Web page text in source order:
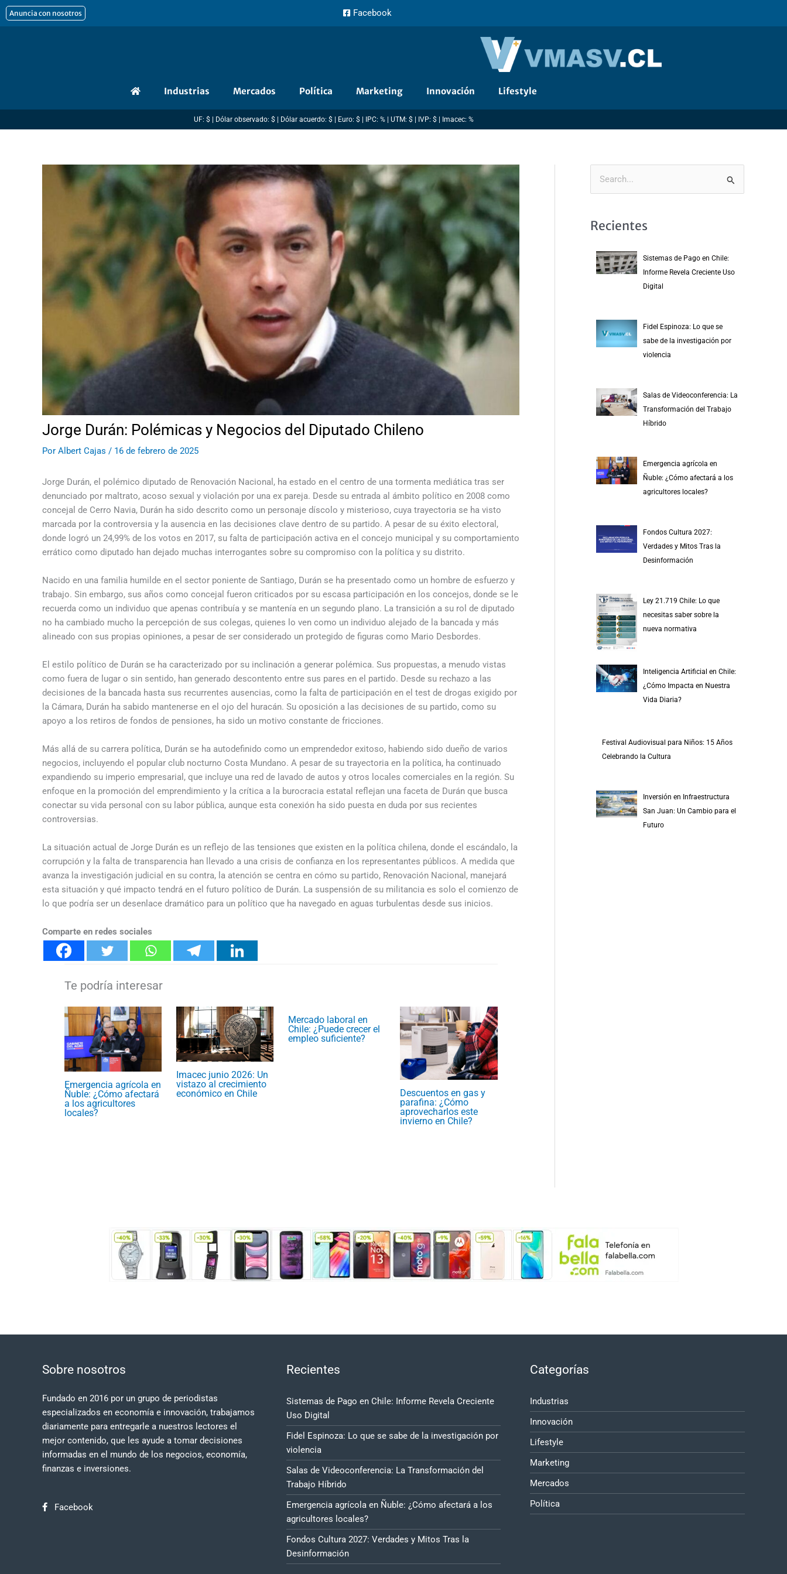
al
Anuncia con nosotros Facebook
Industrias Mercados Política Marketing Innovación Lifestyle
UF: $ | Dólar observado: $ | Dólar acuerdo: $ | Euro: $ | IPC: % | UTM: $ | IVP: $ | Imacec: %
Jorge Durán: Polémicas y Negocios del Diputado Chileno
Por Albert Cajas / 16 de febrero de 2025
Jorge Durán, el polémico diputado de Renovación Nacional, ha estado en el centro de una tormenta mediática tras ser
denunciado por maltrato, acoso sexual y violación por una ex pareja. Desde su entrada al ámbito político en 2008 como
concejal de Cerro Navia, Durán ha sido descrito como un personaje díscolo y misterioso, cuya trayectoria se ha visto
marcada por la controversia y la ausencia en las decisiones clave dentro de su partido. A pesar de su éxito electoral,
donde logró un 24,99% de los votos en 2017, su falta de participación activa en el concejo municipal y su comportamiento
errático como diputado han dejado muchas interrogantes sobre su compromiso con la política y su distrito.
Nacido en una familia humilde en el sector poniente de Santiago, Durán se ha presentado como un hombre de esfuerzo y
trabajo. Sin embargo, sus años como concejal fueron criticados por su escasa participación en los concejos, donde se le
recuerda como un individuo que apenas contribuía y se mantenía en un segundo plano. La transición a su rol de diputado
no ha cambiado mucho la percepción de sus colegas, quienes lo ven como un individuo alejado de la bancada y más
alineado con sus propias opiniones, a pesar de ser considerado un protegido de figuras como Mario Desbordes.
El estilo político de Durán se ha caracterizado por su inclinación a generar polémica. Sus propuestas, a menudo vistas
como fuera de lugar o sin sentido, han generado descontento entre sus pares en el partido. Desde su rechazo a las
decisiones de la bancada hasta sus recurrentes ausencias, como la falta de participación en el test de drogas exigido por
la Cámara, Durán ha sabido mantenerse en el ojo del huracán. Su oposición a las decisiones de su partido, como su
apoyo a los retiros de fondos de pensiones, ha sido un motivo constante de fricciones.
Más allá de su carrera política, Durán se ha autodefinido como un emprendedor exitoso, habiendo sido dueño de varios
negocios, incluyendo el popular club nocturno Costa Mundano. A pesar de su trayectoria en la política, ha continuado
expandiendo su imperio empresarial, que incluye una red de lavado de autos y otros locales comerciales en la región. Su
enfoque en la promoción del emprendimiento y la crítica a la burocracia estatal reflejan una faceta de Durán que busca
conectar su vida personal con su labor pública, aunque esta conexión ha sido puesta en duda por sus recientes
controversias.
La situación actual de Jorge Durán es un reflejo de las tensiones que existen en la política chilena, donde el escándalo, la
corrupción y la falta de transparencia han llevado a una crisis de confianza en los representantes públicos. A medida que
avanza la investigación judicial en su contra, la atención se centra en cómo su partido, Renovación Nacional, manejará
esta situación y qué impacto tendrá en el futuro político de Durán. La suspensión de su militancia es solo el comienzo de
lo que podría ser un desenlace dramático para un político que ha navegado en aguas turbulentas desde sus inicios.
Comparte en redes sociales
Emergencia agrícola en
Ñuble: ¿Cómo afectará
a los agricultores
locales?
Imacec junio 2026: Un
vistazo al crecimiento
económico en Chile
Mercado laboral en
Chile: ¿Puede crecer el
empleo suficiente?
Descuentos en gas y
parafina: ¿Cómo
aprovecharlos este
invierno en Chile?
Recientes
Sistemas de Pago en Chile:
Informe Revela Creciente Uso
Digital
Fidel Espinoza: Lo que se
sabe de la investigación por
violencia
Salas de Videoconferencia: La
Transformación del Trabajo
Híbrido
Emergencia agrícola en
Ñuble: ¿Cómo afectará a los
agricultores locales?
Fondos Cultura 2027:
Verdades y Mitos Tras la
Desinformación
Ley 21.719 Chile: Lo que
necesitas saber sobre la
nueva normativa
Inteligencia Artificial en Chile:
¿Cómo Impacta en Nuestra
Vida Diaria?
Festival Audiovisual para Niños: 15 Años
Celebrando la Cultura
Inversión en Infraestructura
San Juan: Un Cambio para el
Futuro
Sobre nosotros
Fundado en 2016 por un grupo de periodistas
especializados en economía e innovación, trabajamos
diariamente para entregarle a nuestros lectores el
mejor contenido, que les ayude a tomar decisiones
informadas en el mundo de los negocios, economía,
finanzas e inversiones.
Facebook
Recientes
Sistemas de Pago en Chile: Informe Revela Creciente
Uso Digital
Fidel Espinoza: Lo que se sabe de la investigación por
violencia
Salas de Videoconferencia: La Transformación del
Trabajo Híbrido
Emergencia agrícola en Ñuble: ¿Cómo afectará a los
agricultores locales?
Fondos Cultura 2027: Verdades y Mitos Tras la
Desinformación
Categorías
Industrias
Innovación
Lifestyle
Marketing
Mercados
Política